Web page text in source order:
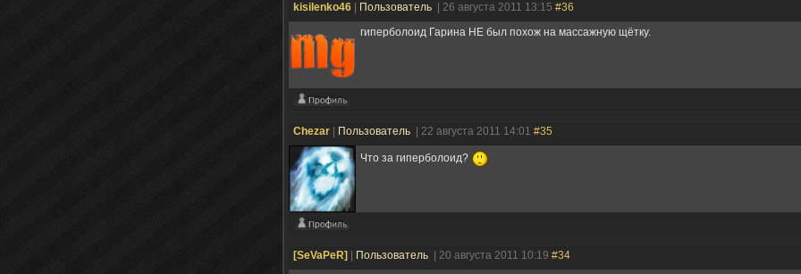
kisilenko46 Пользователь | 26 августа 2011 13:15 #36
гиперболоид Гарина НЕ был похож на массажную щётку.
Chezar Пользователь | 22 августа 2011 14:01 #35
Что за гиперболоид?
[SeVaPeR] Пользователь | 20 августа 2011 10:19 #34